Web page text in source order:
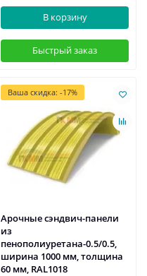
В корзину
Быстрый заказ
Ваша скидка: -17%
Арочные сэндвич-панели
из
пенополиуретана-0.5/0.5,
ширина 1000 мм, толщина
60 мм, RAL1018